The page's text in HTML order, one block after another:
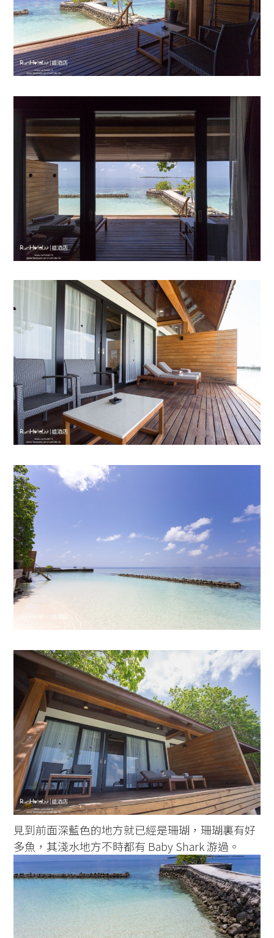
見到前面深藍色的地方就已經是珊瑚，珊瑚裏有好
多魚，其淺水地方不時都有 Baby Shark 游過。